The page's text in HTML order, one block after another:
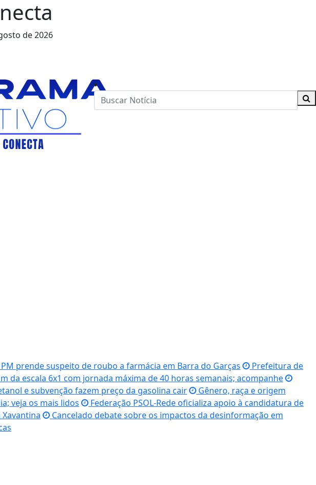
de 2026
PM prende suspeito de roubo a farmácia em Barra do Garças
Prefeitura de
da escala 6x1 com jornada máxima de 40 horas semanais; acompanhe
e subvenção fazem preço da gasolina cair
Gênero, raça e origem
veja os mais lidos
Federação PSOL-Rede oficializa apoio à candidatura de
Cancelado debate sobre os impactos da desinformação em